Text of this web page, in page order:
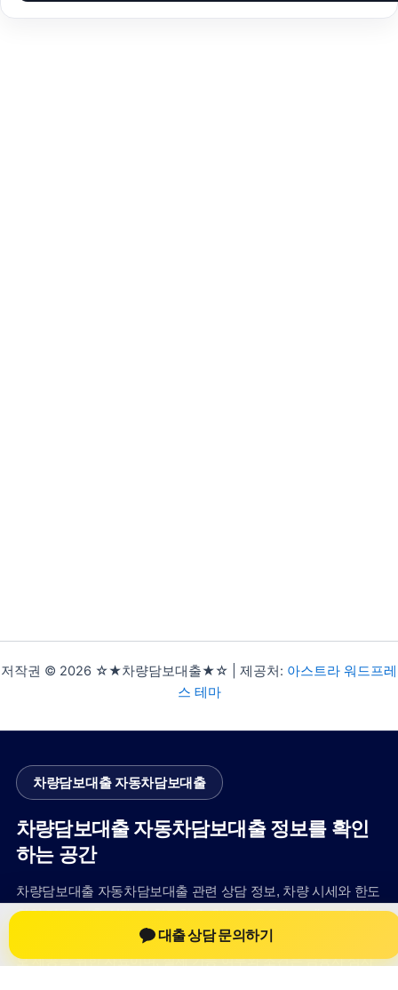
저작권 © 2026 ☆★차량담보대출★☆ | 제공처: 아스트라 워드프레
스 테마
차량담보대출 자동차담보대출
차량담보대출 자동차담보대출 정보를 확인
하는 공간
차량담보대출 자동차담보대출 관련 상담 정보, 차량 시세와 한도
확인 기준, 대출 선택 시 참고할 수 있는 내용을 jiesuoji.org 안에
서 확인할 수 있도록 구성했습니다. 본 사이트의 내용은 일반 정
보 제공을 위한 자료이며, 실제 가능 여부와 조건은 금융사 심사
대출 상담 문의하기